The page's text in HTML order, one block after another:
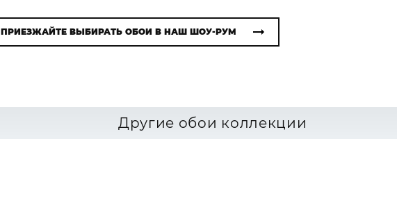
ПРИЕЗЖАЙТЕ ВЫБИРАТЬ ОБОИ В НАШ ШОУ-РУМ
Другие обои коллекции